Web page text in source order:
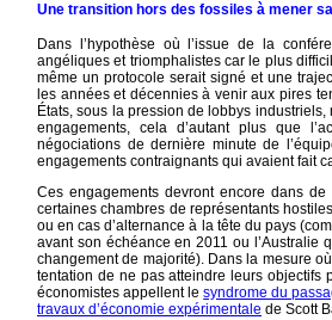
Une transition hors des fossiles à mener
Dans l’hypothèse où l’issue de la
angéliques et triomphalistes car le plus
même un protocole serait signé et une
les années et décennies à venir aux pires
États, sous la pression de lobbys
engagements, cela d’autant plus que
négociations de dernière minute de
engagements contraignants qui avaient fait
Ces engagements devront encore dans
certaines chambres de représentants
ou en cas d’alternance à la tête du pays
avant son échéance en 2011 ou l’Australie
changement de majorité). Dans la mesure
tentation de ne pas atteindre leurs objectifs
économistes appellent lesyndrome du
travaux d’économie expérimentale de Scott